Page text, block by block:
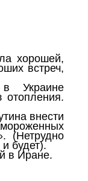
хорошей,
встреч,
Украине
внести
(Нетрудно
будет).
в Иране.